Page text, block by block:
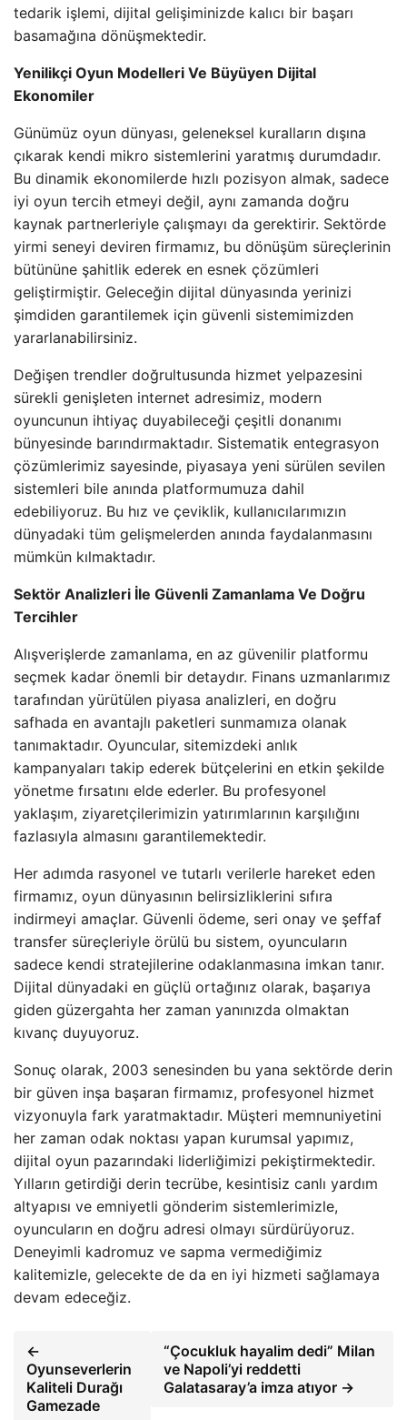
tedarik işlemi, dijital gelişiminizde kalıcı bir başarı
basamağına dönüşmektedir.
Yenilikçi Oyun Modelleri Ve Büyüyen Dijital
Ekonomiler
Günümüz oyun dünyası, geleneksel kuralların dışına
çıkarak kendi mikro sistemlerini yaratmış durumdadır.
Bu dinamik ekonomilerde hızlı pozisyon almak, sadece
iyi oyun tercih etmeyi değil, aynı zamanda doğru
kaynak partnerleriyle çalışmayı da gerektirir. Sektörde
yirmi seneyi deviren firmamız, bu dönüşüm süreçlerinin
bütününe şahitlik ederek en esnek çözümleri
geliştirmiştir. Geleceğin dijital dünyasında yerinizi
şimdiden garantilemek için güvenli sistemimizden
yararlanabilirsiniz.
Değişen trendler doğrultusunda hizmet yelpazesini
sürekli genişleten internet adresimiz, modern
oyuncunun ihtiyaç duyabileceği çeşitli donanımı
bünyesinde barındırmaktadır. Sistematik entegrasyon
çözümlerimiz sayesinde, piyasaya yeni sürülen sevilen
sistemleri bile anında platformumuza dahil
edebiliyoruz. Bu hız ve çeviklik, kullanıcılarımızın
dünyadaki tüm gelişmelerden anında faydalanmasını
mümkün kılmaktadır.
Sektör Analizleri İle Güvenli Zamanlama Ve Doğru
Tercihler
Alışverişlerde zamanlama, en az güvenilir platformu
seçmek kadar önemli bir detaydır. Finans uzmanlarımız
tarafından yürütülen piyasa analizleri, en doğru
safhada en avantajlı paketleri sunmamıza olanak
tanımaktadır. Oyuncular, sitemizdeki anlık
kampanyaları takip ederek bütçelerini en etkin şekilde
yönetme fırsatını elde ederler. Bu profesyonel
yaklaşım, ziyaretçilerimizin yatırımlarının karşılığını
fazlasıyla almasını garantilemektedir.
Her adımda rasyonel ve tutarlı verilerle hareket eden
firmamız, oyun dünyasının belirsizliklerini sıfıra
indirmeyi amaçlar. Güvenli ödeme, seri onay ve şeffaf
transfer süreçleriyle örülü bu sistem, oyuncuların
sadece kendi stratejilerine odaklanmasına imkan tanır.
Dijital dünyadaki en güçlü ortağınız olarak, başarıya
giden güzergahta her zaman yanınızda olmaktan
kıvanç duyuyoruz.
Sonuç olarak, 2003 senesinden bu yana sektörde derin
bir güven inşa başaran firmamız, profesyonel hizmet
vizyonuyla fark yaratmaktadır. Müşteri memnuniyetini
her zaman odak noktası yapan kurumsal yapımız,
dijital oyun pazarındaki liderliğimizi pekiştirmektedir.
Yılların getirdiği derin tecrübe, kesintisiz canlı yardım
altyapısı ve emniyetli gönderim sistemlerimizle,
oyuncuların en doğru adresi olmayı sürdürüyoruz.
Deneyimli kadromuz ve sapma vermediğimiz
kalitemizle, gelecekte de da en iyi hizmeti sağlamaya
devam edeceğiz.
←
Oyunseverlerin
Kaliteli Durağı
Gamezade
“Çocukluk hayalim dedi” Milan
ve Napoli’yi reddetti
Galatasaray’a imza atıyor →